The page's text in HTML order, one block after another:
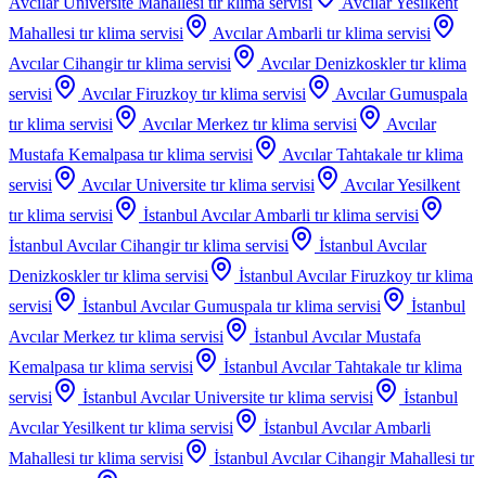
Mahallesi tır klima servisi Avcılar Ambarli tır klima servisi
Avcılar Cihangir tır klima servisi Avcılar Denizkoskler tır klima
servisi
Avcılar Firuzkoy tır klima servisi
Avcılar Gumuspala
tır klima servisi
Avcılar Merkez tır klima servisi
Avcılar
Mustafa Kemalpasa tır klima servisi Avcılar Tahtakale tır klima
servisi
Avcılar Universite tır klima servisi
Avcılar Yesilkent
tır klima servisi
İstanbul Avcılar Ambarli tır klima servisi
İstanbul Avcılar Cihangir tır klima servisi
İstanbul Avcılar
Denizkoskler tır klima servisi İstanbul Avcılar Firuzkoy tır klima
servisi
İstanbul Avcılar Gumuspala tır klima servisi
İstanbul
Avcılar Merkez tır klima servisi
İstanbul Avcılar Mustafa
Kemalpasa tır klima servisi İstanbul Avcılar Tahtakale tır klima
servisi
İstanbul Avcılar Universite tır klima servisi
İstanbul
Avcılar Yesilkent tır klima servisi
İstanbul Avcılar Ambarli
Mahallesi tır klima servisi İstanbul Avcılar Cihangir Mahallesi tır